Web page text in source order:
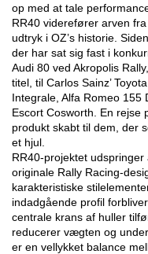
op med at tale
RR40 viderefører arven
udtryk i OZ’s historie.
der har sat sig fast i
Audi 80 ved Akropolis
titel, til Carlos Sainz’
Integrale, Alfa Romeo 155
Escort Cosworth. En rejse
produkt skabt til dem, der
et hjul.
RR40-projektet
originale Rally Racing-
karakteristiske
indadgående profil
centrale krans af huller
reducerer vægten og
er en vellykket balance